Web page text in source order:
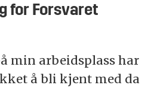
for Forsvaret
min arbeidsplass har
å bli kjent med da